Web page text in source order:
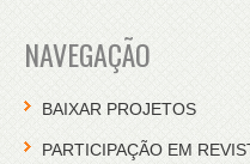
NAVEGAÇÃO
BAIXAR PROJETOS
PARTICIPAÇÃO EM